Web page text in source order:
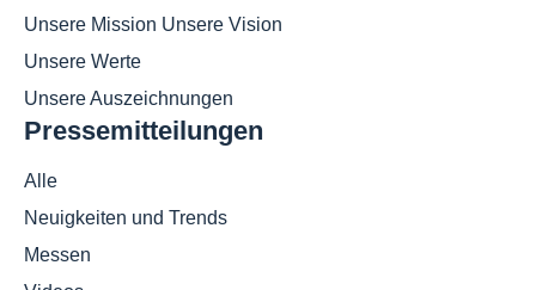
Unsere Mission Unsere Vision
Unsere Werte
Unsere Auszeichnungen
Pressemitteilungen
Alle
Neuigkeiten und Trends
Messen